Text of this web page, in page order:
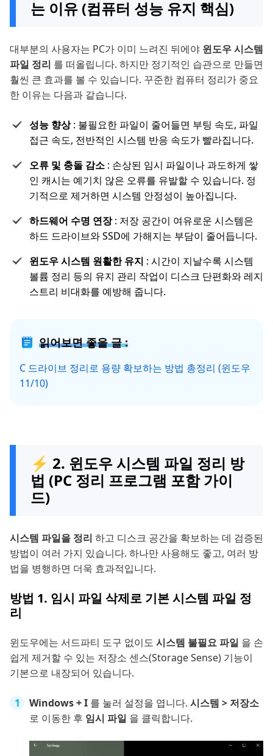
는 이유 (컴퓨터 성능 유지 핵심)
대부분의 사용자는 PC가 이미 느려진 뒤에야 윈도우 시스템
파일 정리 를 떠올립니다. 하지만 정기적인 습관으로 만들면
훨씬 큰 효과를 볼 수 있습니다. 꾸준한 컴퓨터 정리가 중요
한 이유는 다음과 같습니다.
성능 향상: 불필요한 파일이 줄어들면 부팅 속도, 파일
접근 속도, 전반적인 시스템 반응 속도가 빨라집니다.
오류 및 충돌 감소 : 손상된 임시 파일이나 과도하게 쌓
인 캐시는 예기치 않은 오류를 유발할 수 있습니다. 정
기적으로 제거하면 시스템 안정성이 높아집니다.
하드웨어 수명 연장: 저장 공간이 여유로운 시스템은
하드 드라이브와 SSD에 가해지는 부담이 줄어듭니다.
윈도우 시스템 원활한 유지 : 시간이 지날수록 시스템
볼륨 정리 등의 유지 관리 작업이 디스크 단편화와 레지
스트리 비대화를 예방해 줍니다.
읽어보면 좋을 글 :
C 드라이브 정리로 용량 확보하는 방법 총정리 (윈도우
11/10)
⚡ 2. 윈도우 시스템 파일 정리 방
법 (PC 정리 프로그램 포함 가이
드)
시스템 파일을 정리 하고 디스크 공간을 확보하는 데 검증된
방법이 여러 가지 있습니다. 하나만 사용해도 좋고, 여러 방
법을 병행하면 더욱 효과적입니다.
방법 1. 임시 파일 삭제로 기본 시스템 파일 정
리
윈도우에는 서드파티 도구 없이도 시스템 불필요 파일 을 손
쉽게 제거할 수 있는 저장소 센스(Storage Sense) 기능이
기본으로 내장되어 있습니다.
Windows + I 를 눌러 설정을 엽니다. 시스템 > 저장소
로 이동한 후 임시 파일 을 클릭합니다.